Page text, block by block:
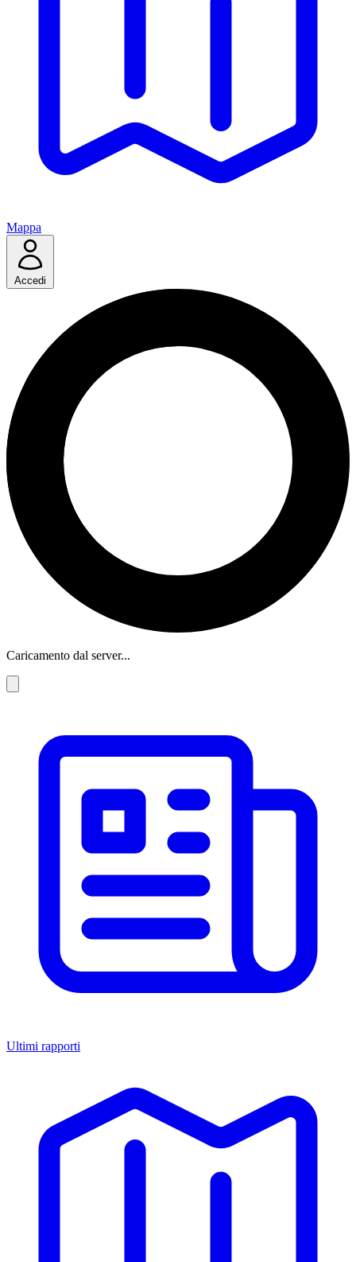
Mappa
Accedi
Caricamento dal server...
Ultimi rapporti